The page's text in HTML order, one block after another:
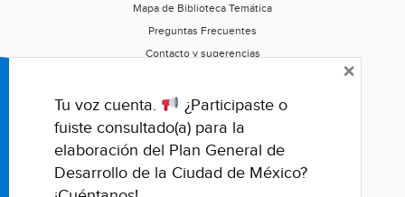
Mapa de Biblioteca Temática
Preguntas Frecuentes
Contacto y sugerencias
Califica este portal
Tu voz cuenta.
¿Participaste o
fuiste consultado(a) para la
elaboración del Plan General de
Desarrollo de la Ciudad de México?
×